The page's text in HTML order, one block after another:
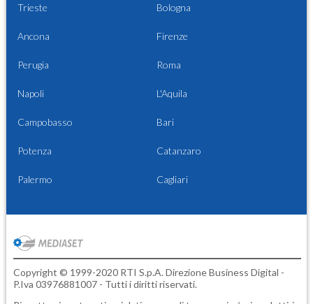
Trieste Bologna
Ancona Firenze
Perugia Roma
Napoli L'Aquila
Campobasso Bari
Potenza Catanzaro
Palermo Cagliari
Copyright © 1999-2020 RTI S.p.A. Direzione Business Digital -
P.Iva 03976881007 - Tutti i diritti riservati.